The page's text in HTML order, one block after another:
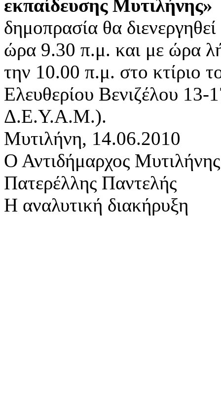
εκπαίδευσης Μυτιλήνης»
δημοπρασία θα
ώρα 9.30 π.μ. και με ώρα
την 10.00 π.μ. στο κτίριο
Ελευθερίου Βενιζέλου 13-
Δ.Ε.Υ.Α.Μ.).
Μυτιλήνη, 14.06.2010
Ο Αντιδήμαρχος Μυτιλήνης
Πατερέλλης Παντελής
Η αναλυτική διακήρυξη